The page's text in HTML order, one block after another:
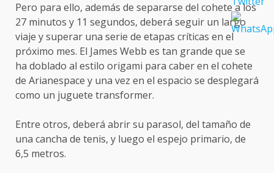
Pero para ello, además de separarse del cohete a los
27 minutos y 11 segundos, deberá seguir un largo
viaje y superar una serie de etapas críticas en el
próximo mes. El James Webb es tan grande que se
ha doblado al estilo origami para caber en el cohete
de Arianespace y una vez en el espacio se desplegará
como un juguete transformer.
Entre otros, deberá abrir su parasol, del tamaño de
una cancha de tenis, y luego el espejo primario, de
6,5 metros.